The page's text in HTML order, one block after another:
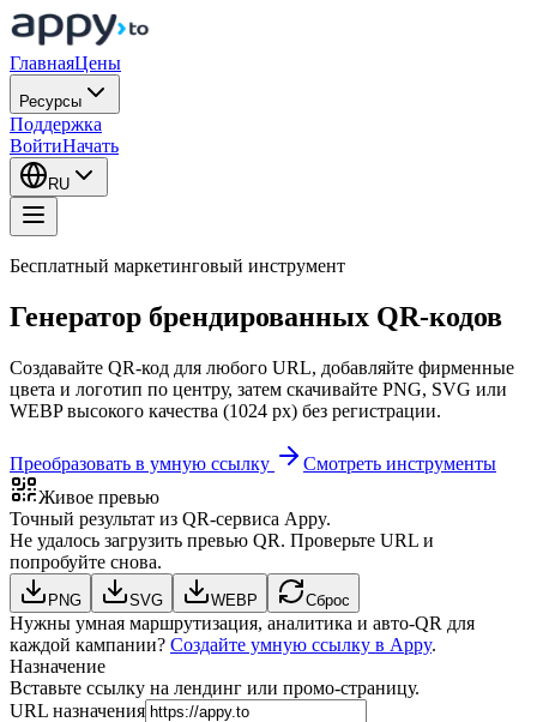
ГлавнаяЦены
Ресурсы
Поддержка
ВойтиНачать
RU
Бесплатный маркетинговый инструмент
Генератор брендированных QR-кодов
Создавайте QR-код для любого URL, добавляйте фирменные
цвета и логотип по центру, затем скачивайте PNG, SVG или
WEBP высокого качества (1024 px) без регистрации.
Преобразовать в умную ссылку
Смотреть инструменты
Живое превью
Точный результат из QR-сервиса Appy.
Не удалось загрузить превью QR. Проверьте URL и
попробуйте снова.
PNG SVG WEBP Сброс
Нужны умная маршрутизация, аналитика и авто-QR для
каждой кампании? Создайте умную ссылку в Appy.
Назначение
Вставьте ссылку на лендинг или промо-страницу.
URL назначения